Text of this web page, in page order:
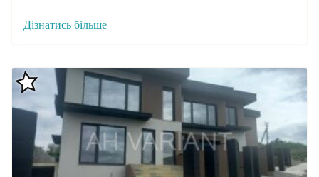
Дізнатись більше